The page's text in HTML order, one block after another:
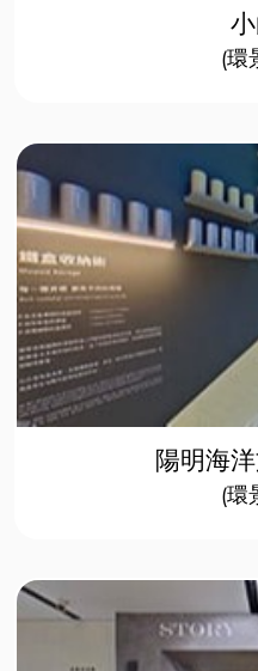
(環
陽明海
(環